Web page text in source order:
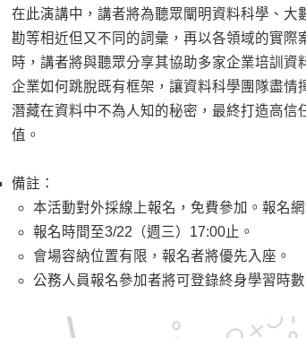
在此演講中，講者將為聽眾闡明資料科學、
勘等相近但又不同的詞彙，再以各領域的實際
時，講者將與聽眾分享其協助多家企業培訓
企業如何跳脫既有框架，讓資料科學團隊盡
潛藏在資料中不為人知的秘密，最終打造高
值。
備註：
本活動對外採線上報名，免費參加。報名
報名時間至3/22（週三）17:00止。
會場容納位置有限，報名者將優先入座。
公務人員報名參加者將可登錄終身學習時數